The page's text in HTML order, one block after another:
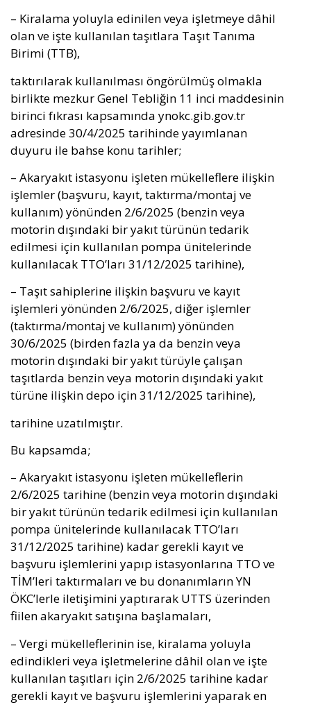
– Kiralama yoluyla edinilen veya işletmeye dâhil
olan ve işte kullanılan taşıtlara Taşıt Tanıma
Birimi (TTB),
taktırılarak kullanılması öngörülmüş olmakla
birlikte mezkur Genel Tebliğin 11 inci maddesinin
birinci fıkrası kapsamında ynokc.gib.gov.tr
adresinde 30/4/2025 tarihinde yayımlanan
duyuru ile bahse konu tarihler;
– Akaryakıt istasyonu işleten mükelleflere ilişkin
işlemler (başvuru, kayıt, taktırma/montaj ve
kullanım) yönünden 2/6/2025 (benzin veya
motorin dışındaki bir yakıt türünün tedarik
edilmesi için kullanılan pompa ünitelerinde
kullanılacak TTO’ları 31/12/2025 tarihine),
– Taşıt sahiplerine ilişkin başvuru ve kayıt
işlemleri yönünden 2/6/2025, diğer işlemler
(taktırma/montaj ve kullanım) yönünden
30/6/2025 (birden fazla ya da benzin veya
motorin dışındaki bir yakıt türüyle çalışan
taşıtlarda benzin veya motorin dışındaki yakıt
türüne ilişkin depo için 31/12/2025 tarihine),
tarihine uzatılmıştır.
Bu kapsamda;
– Akaryakıt istasyonu işleten mükelleflerin
2/6/2025 tarihine (benzin veya motorin dışındaki
bir yakıt türünün tedarik edilmesi için kullanılan
pompa ünitelerinde kullanılacak TTO’ları
31/12/2025 tarihine) kadar gerekli kayıt ve
başvuru işlemlerini yapıp istasyonlarına TTO ve
TİM’leri taktırmaları ve bu donanımların YN
ÖKC’lerle iletişimini yaptırarak UTTS üzerinden
fiilen akaryakıt satışına başlamaları,
– Vergi mükelleflerinin ise, kiralama yoluyla
edindikleri veya işletmelerine dâhil olan ve işte
kullanılan taşıtları için 2/6/2025 tarihine kadar
gerekli kayıt ve başvuru işlemlerini yaparak en